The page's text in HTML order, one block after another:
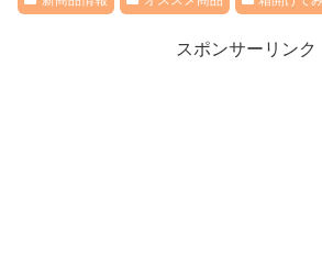
スポンサーリンク